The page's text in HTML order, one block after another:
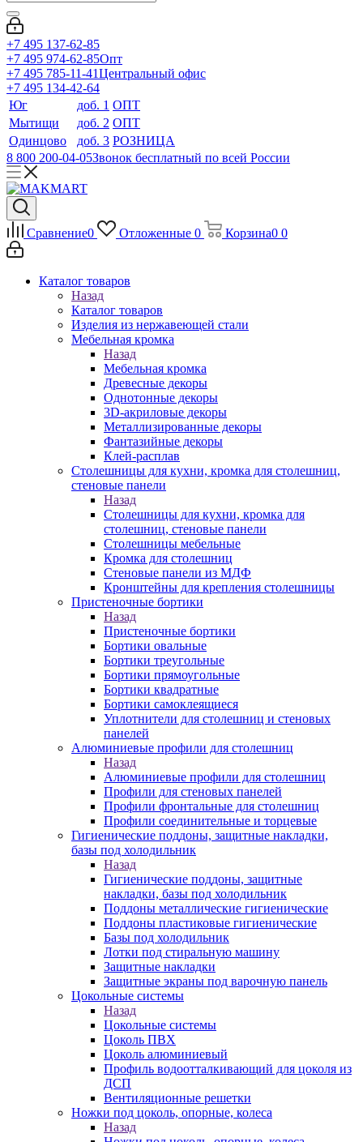
+7 495 137-62-85
+7 495 974-62-85Опт
+7 495 785-11-41Центральный офис
+7 495 134-42-64
Юг
доб. 1 ОПТ
Мытищи
доб. 2 ОПТ
Одинцово
доб. 3 РОЗНИЦА
8 800 200-04-05Звонок бесплатный по всей России
Сравнение0 Отложенные 0 Корзина0 0
Каталог товаров
Назад
Каталог товаров
Изделия из нержавеющей стали
Мебельная кромка
Назад
Мебельная кромка
Древесные декоры
Однотонные декоры
3D-акриловые декоры
Металлизированные декоры
Фантазийные декоры
Клей-расплав
Столешницы для кухни, кромка для столешниц,
стеновые панели
Назад
Столешницы для кухни, кромка для
столешниц, стеновые панели
Столешницы мебельные
Кромка для столешниц
Стеновые панели из МДФ
Кронштейны для крепления столешницы
Пристеночные бортики
Назад
Пристеночные бортики
Бортики овальные
Бортики треугольные
Бортики прямоугольные
Бортики квадратные
Бортики самоклеящиеся
Уплотнители для столешниц и стеновых
панелей
Алюминиевые профили для столешниц
Назад
Алюминиевые профили для столешниц
Профили для стеновых панелей
Профили фронтальные для столешниц
Профили соединительные и торцевые
Гигиенические поддоны, защитные накладки,
базы под холодильник
Назад
Гигиенические поддоны, защитные
накладки, базы под холодильник
Поддоны металлические гигиенические
Поддоны пластиковые гигиенические
Базы под холодильник
Лотки под стиральную машину
Защитные накладки
Защитные экраны под варочную панель
Цокольные системы
Назад
Цокольные системы
Цоколь ПВХ
Цоколь алюминиевый
Профиль водоотталкивающий для цоколя из
ДСП
Вентиляционные решетки
Ножки под цоколь, опорные, колеса
Назад